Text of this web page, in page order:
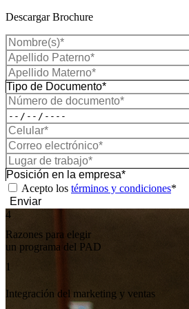
Descargar Brochure
Acepto los términos y condiciones*
Enviar
4
Razones para elegir
un programa del PAD